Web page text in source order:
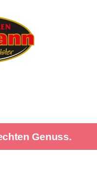
Genuss.